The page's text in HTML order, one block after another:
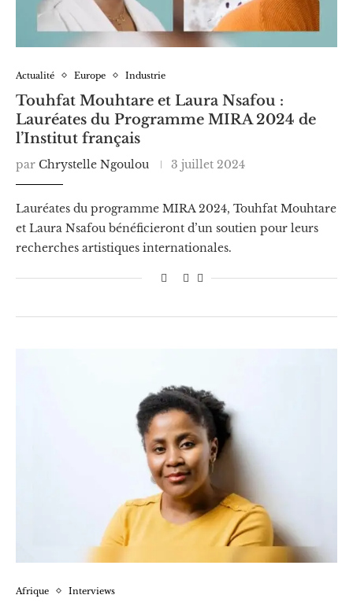
Actualité Europe Industrie
Touhfat Mouhtare et Laura Nsafou :
Lauréates du Programme MIRA 2024 de
l’Institut français
par Chrystelle Ngoulou 3 juillet 2024
Lauréates du programme MIRA 2024, Touhfat Mouhtare
et Laura Nsafou bénéficieront d’un soutien pour leurs
recherches artistiques internationales.
Afrique Interviews